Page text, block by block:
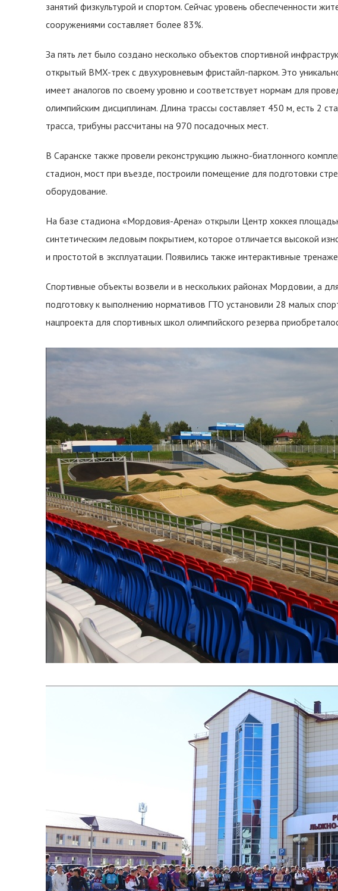
занятий физкультурой и спортом. Сейчас уровень обеспеченности
сооружениями составляет более 83%.
За пять лет было создано несколько объектов спортивной
открытый BMX-трек с двухуровневым фристайл-парком. Это
имеет аналогов по своему уровню и соответствует нормам для
олимпийским дисциплинам. Длина трассы составляет 450 м, есть 2
трасса, трибуны рассчитаны на 970 посадочных мест.
В Саранске также провели реконструкцию лыжно-биатлонного
стадион, мост при въезде, построили помещение для подготовки
оборудование.
На базе стадиона «Мордовия-Арена» открыли Центр хоккея
синтетическим ледовым покрытием, которое отличается высокой
и простотой в эксплуатации. Появились также интерактивные
Спортивные объекты возвели и в нескольких районах Мордовии, а
подготовку к выполнению нормативов ГТО установили 28 малых
нацпроекта для спортивных школ олимпийского резерва